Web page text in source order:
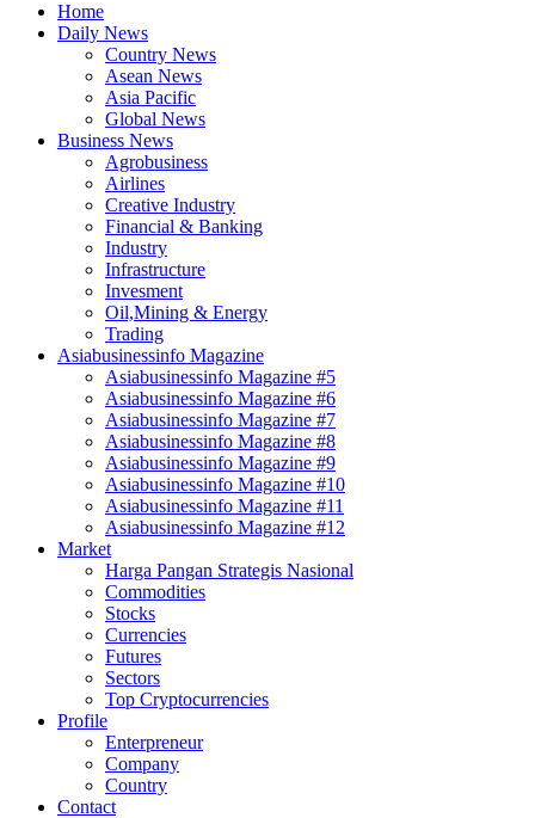
Home
Daily News
Country News
Asean News
Asia Pacific
Global News
Business News
Agrobusiness
Airlines
Creative Industry
Financial & Banking
Industry
Infrastructure
Invesment
Oil,Mining & Energy
Trading
Asiabusinessinfo Magazine
Asiabusinessinfo Magazine #5
Asiabusinessinfo Magazine #6
Asiabusinessinfo Magazine #7
Asiabusinessinfo Magazine #8
Asiabusinessinfo Magazine #9
Asiabusinessinfo Magazine #10
Asiabusinessinfo Magazine #11
Asiabusinessinfo Magazine #12
Market
Harga Pangan Strategis Nasional
Commodities
Stocks
Currencies
Futures
Sectors
Top Cryptocurrencies
Profile
Enterpreneur
Company
Country
Contact